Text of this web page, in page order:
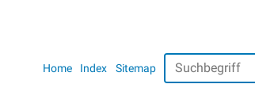
Home Index Sitemap Suchbegriff